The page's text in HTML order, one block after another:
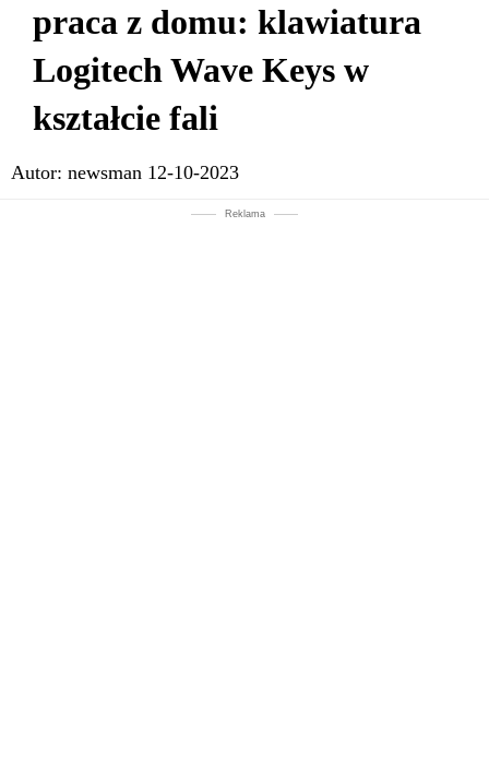
praca z domu: klawiatura
Logitech Wave Keys w
kształcie fali
Autor: newsman 12-10-2023
Reklama